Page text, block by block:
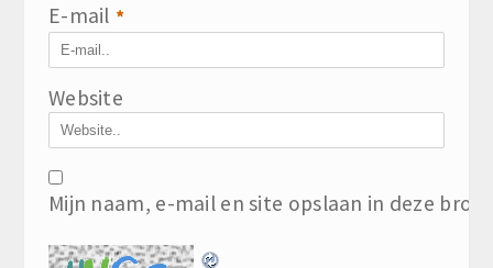
E-mail *
Website
Mijn naam, e-mail en site opslaan in deze